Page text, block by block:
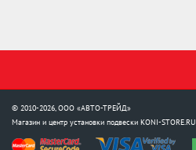
© 2010-2026, ООО «АВТО-ТРЕЙД»
Магазин и центр установки подвески KONI-STORE.RU